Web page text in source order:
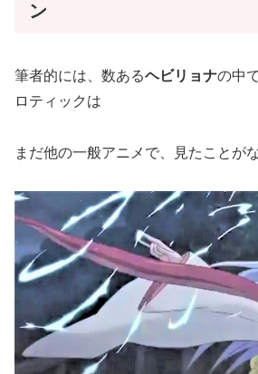
ン
筆者的には、数あるヘビリョナの中
ロティックは
まだ他の一般アニメで、見たことがな